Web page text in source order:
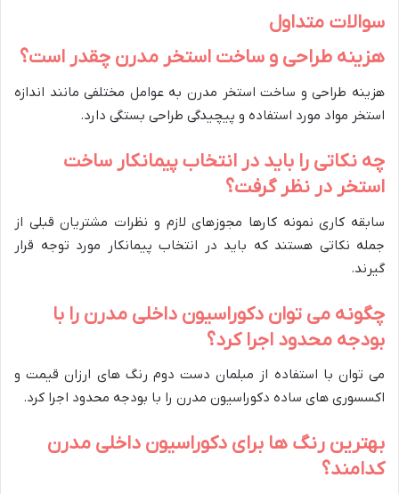
سوالات متداول
هزینه طراحی و ساخت استخر مدرن چقدر است؟
هزینه طراحی و ساخت استخر مدرن به عوامل مختلفی مانند اندازه
استخر مواد مورد استفاده و پیچیدگی طراحی بستگی دارد.
چه نکاتی را باید در انتخاب پیمانکار ساخت
استخر در نظر گرفت؟
سابقه کاری نمونه کارها مجوزهای لازم و نظرات مشتریان قبلی از
جمله نکاتی هستند که باید در انتخاب پیمانکار مورد توجه قرار
گیرند.
چگونه می توان دکوراسیون داخلی مدرن را با
بودجه محدود اجرا کرد؟
می توان با استفاده از مبلمان دست دوم رنگ های ارزان قیمت و
اکسسوری های ساده دکوراسیون مدرن را با بودجه محدود اجرا کرد.
بهترین رنگ ها برای دکوراسیون داخلی مدرن
کدامند؟